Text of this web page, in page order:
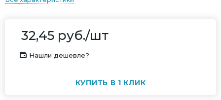
32,45 руб./шт
Нашли дешевле?
КУПИТЬ В 1 КЛИК